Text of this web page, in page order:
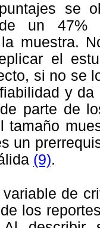
se
un
la muestra.
el
si no se
y
parte de
tamaño
un
(9).
de
los